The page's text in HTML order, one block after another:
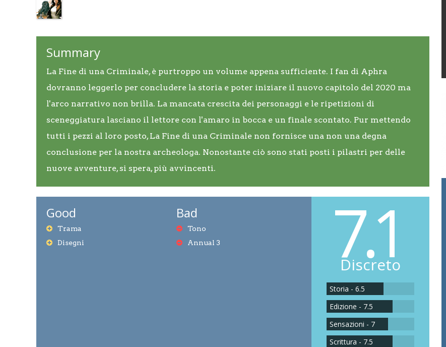
Summary
La Fine di una Criminale, è purtroppo un volume appena sufficiente. I fan di Aphra
dovranno leggerlo per concludere la storia e poter iniziare il nuovo capitolo del 2020 ma
l'arco narrativo non brilla. La mancata crescita dei personaggi e le ripetizioni di
sceneggiatura lasciano il lettore con l'amaro in bocca e un finale scontato. Pur mettendo
tutti i pezzi al loro posto, La Fine di una Criminale non fornisce una non una degna
conclusione per la nostra archeologa. Nonostante ciò sono stati posti i pilastri per delle
nuove avventure, si spera, più avvincenti.
Good
Trama
Disegni
Bad
Tono
Annual 3
7.1
Discreto
Storia - 6.5
Edizione - 7.5
Sensazioni - 7
Scrittura - 7.5